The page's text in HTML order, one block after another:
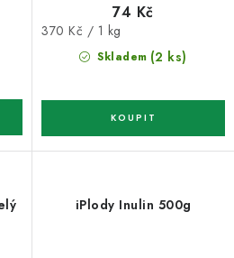
Skladem (2 ks)
74 Kč
Měrná
370 Kč / 1 kg
iPlody Inulin 500g